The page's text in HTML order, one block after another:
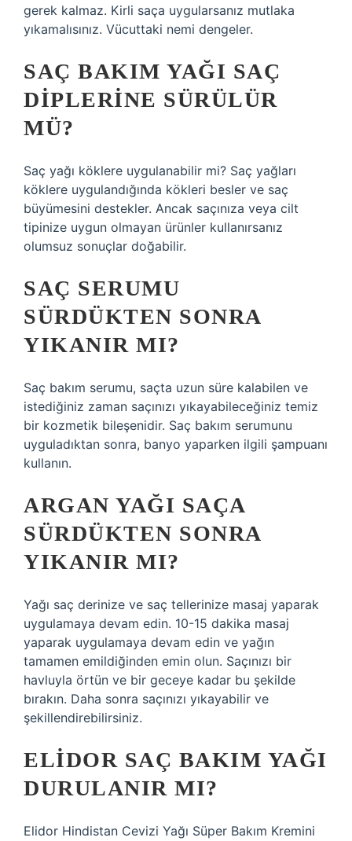
gerek kalmaz. Kirli saça uygularsanız mutlaka
yıkamalısınız. Vücuttaki nemi dengeler.
SAÇ BAKIM YAĞI SAÇ
DIPLERINE SÜRÜLÜR
MÜ?
Saç yağı köklere uygulanabilir mi? Saç yağları
köklere uygulandığında kökleri besler ve saç
büyümesini destekler. Ancak saçınıza veya cilt
tipinize uygun olmayan ürünler kullanırsanız
olumsuz sonuçlar doğabilir.
SAÇ SERUMU
SÜRDÜKTEN SONRA
YIKANIR MI?
Saç bakım serumu, saçta uzun süre kalabilen ve
istediğiniz zaman saçınızı yıkayabileceğiniz temiz
bir kozmetik bileşenidir. Saç bakım serumunu
uyguladıktan sonra, banyo yaparken ilgili şampuanı
kullanın.
ARGAN YAĞI SAÇA
SÜRDÜKTEN SONRA
YIKANIR MI?
Yağı saç derinize ve saç tellerinize masaj yaparak
uygulamaya devam edin. 10-15 dakika masaj
yaparak uygulamaya devam edin ve yağın
tamamen emildiğinden emin olun. Saçınızı bir
havluyla örtün ve bir geceye kadar bu şekilde
bırakın. Daha sonra saçınızı yıkayabilir ve
şekillendirebilirsiniz.
ELIDOR SAÇ BAKIM YAĞI
DURULANIR MI?
Elidor Hindistan Cevizi Yağı Süper Bakım Kremini